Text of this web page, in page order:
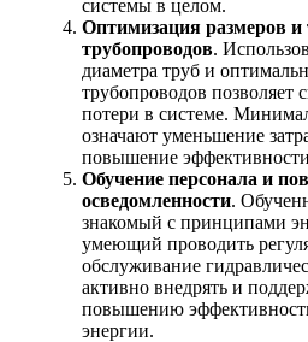
системы в целом.
Оптимизация размеров и
трубопроводов.
диаметра труб и
трубопроводов позволяет
потери в системе.
означают уменьшение
повышение
Обучение персонала и
осведомленности.
знакомый с принципами
умеющий проводить
обслуживание
активно внедрять и
повышению
энергии.